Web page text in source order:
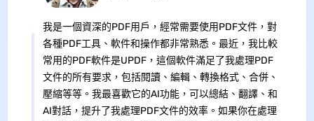
我是一個資深的PDF用戶，經常需要使用PDF文件，對
各種PDF工具、軟件和操作都非常熟悉。最近，我比較
常用的PDF軟件是UPDF，這個軟件滿足了我處理PDF
文件的所有要求，包括閱讀、編輯、轉換格式、合併、
壓縮等等。我最喜歡它的AI功能，可以總結、翻譯、和
AI對話，提升了我處理PDF文件的效率。如果你在處理